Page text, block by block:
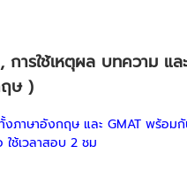
รใช้เหตุผล บทความ แล
ษ )
ภาษาอังกฤษ และ GMAT พร้อม
ช้เวลาสอบ 2 ชม